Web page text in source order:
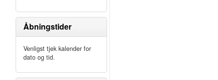
Åbningstider
Venligst tjek kalender for
dato og tid.